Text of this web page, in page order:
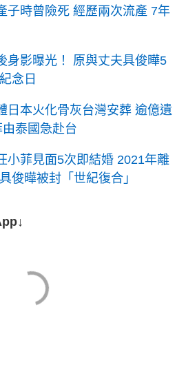
子時曾險死 經歷兩次流產 7年
身影曝光！ 原與丈夫具俊曄5
念日
日本火化骨灰台灣安葬 逾億遺
泰國急赴台
小菲見面5次即結婚 2021年離
俊曄被封「世紀復合」